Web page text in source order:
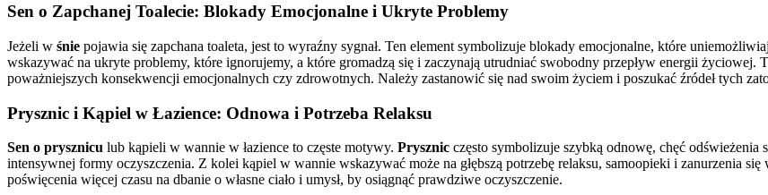
Sen o Zapchanej Toalecie: Blokady Emocjonalne i Ukryte Problemy
Jeżeli w śnie pojawia się zapchana toaleta, jest to wyraźny sygnał. Ten element symbolizuje blokady emocjonalne, które
wskazywać na ukryte problemy, które ignorujemy, a które gromadzą się i zaczynają utrudniać swobodny przepływ energii życiowej.
poważniejszych konsekwencji emocjonalnych czy zdrowotnych. Należy zastanowić się nad swoim życiem i poszukać źródeł tych
Prysznic i Kąpiel w Łazience: Odnowa i Potrzeba Relaksu
Sen o prysznicu lub kąpieli w wannie w łazience to częste motywy. Prysznic często symbolizuje szybką odnowę, chęć odświeżenia
intensywnej formy oczyszczenia. Z kolei kąpiel w wannie wskazywać może na głębszą potrzebę relaksu, samoopieki i zanurzenia
poświęcenia więcej czasu na dbanie o własne ciało i umysł, by osiągnąć prawdziwe oczyszczenie.